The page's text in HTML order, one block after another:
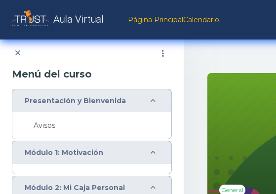
Página PrincipalCalendario
Menú del curso
Presentacíón y Bienvenida Colapsar
Avisos
Módulo 1: Motivación Colapsar
Módulo 2: Mi Caja Personal Colapsar General